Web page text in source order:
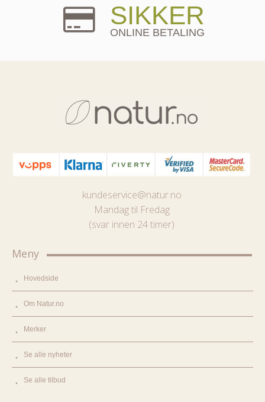
SIKKER
ONLINE BETALING
kundeservice@natur.no
Mandag til Fredag
(svar innen 24 timer)
Meny
Hovedside
Om Natur.no
Merker
Se alle nyheter
Se alle tilbud